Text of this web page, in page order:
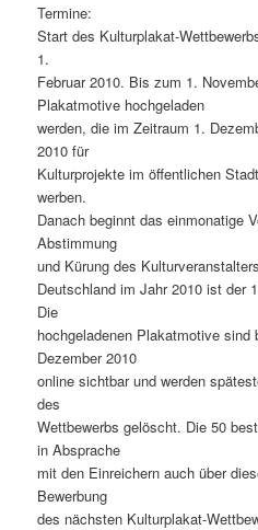
Termine:
Start des Kulturplakat-
1.
Februar 2010. Bis zum 1.
Plakatmotive hochgeladen
werden, die im Zeitraum 1.
2010 für
Kulturprojekte im öffentlichen
werben.
Danach beginnt das einmonatige
Abstimmung
und Kürung des
Deutschland im Jahr 2010 ist der
Die
hochgeladenen Plakatmotive
Dezember 2010
online sichtbar und werden
des
Wettbewerbs gelöscht. Die 50
in Absprache
mit den Einreichern auch über
Bewerbung
des nächsten Kulturplakat-